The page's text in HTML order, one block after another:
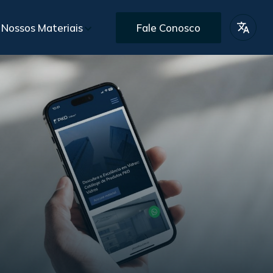
personalizado
Pós-Vendas
Assistência e garantia pós-entrega
de Projetos
Gratuitos EN
Nossos Materiais Fale Conosco